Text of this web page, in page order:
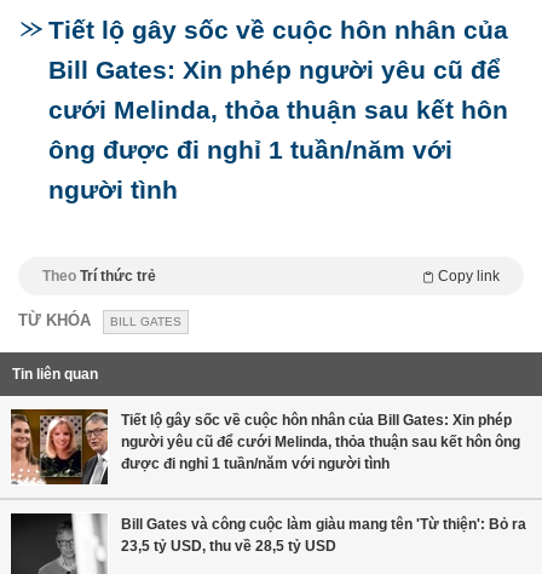
Tiết lộ gây sốc về cuộc hôn nhân của
Bill Gates: Xin phép người yêu cũ để
cưới Melinda, thỏa thuận sau kết hôn
ông được đi nghỉ 1 tuần/năm với
người tình
Theo Trí thức trẻ Copy link
TỪ KHÓA BILL GATES
Tin liên quan
Tiết lộ gây sốc về cuộc hôn nhân của Bill Gates: Xin phép
người yêu cũ để cưới Melinda, thỏa thuận sau kết hôn ông
được đi nghỉ 1 tuần/năm với người tình
Bill Gates và công cuộc làm giàu mang tên 'Từ thiện': Bỏ ra
23,5 tỷ USD, thu về 28,5 tỷ USD